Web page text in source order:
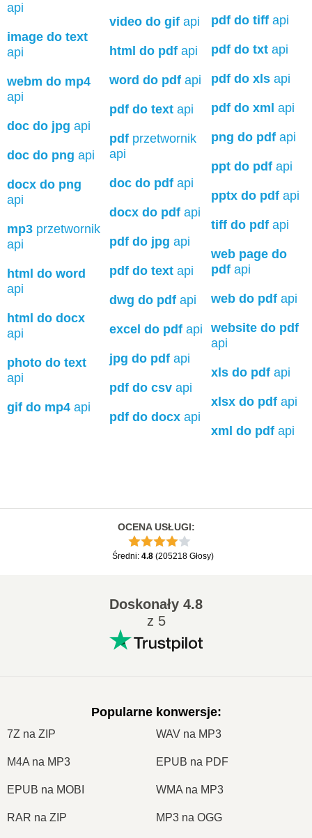
api
image do text
api
webm do mp4
api
doc do jpg api
doc do png api
docx do png
api
mp3 przetwornik
api
html do word
api
html do docx
api
photo do text
api
gif do mp4 api
video do gifapi
html do pdfapi
word do pdfapi
pdf do textapi
pdfprzetwornik
api
doc do pdfapi
docx do pdfapi
pdf do jpg api
pdf do textapi
dwg do pdfapi
excel do pdfapi
jpg do pdfapi
pdf do csvapi
pdf do docxapi
pdf do tiff api
pdf do txt api
pdf do xls api
pdf do xml api
png do pdf api
ppt do pdf api
pptx do pdf api
tiff do pdf api
web page do
pdf api
web do pdf api
website do pdf
api
xls do pdf api
xlsx do pdf api
xml do pdf api
OCENA USŁUGI:
Średni: 4.8 (205218 Głosy)
Doskonały 4.8
z 5
Popularne konwersje:
7Z na ZIP WAV na MP3
M4A na MP3 EPUB na PDF
EPUB na MOBI WMA na MP3
RAR na ZIP MP3 na OGG